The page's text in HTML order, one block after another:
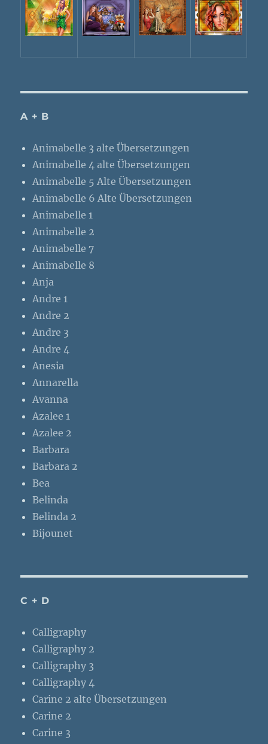
A + B
Animabelle 3 alte Übersetzungen
Animabelle 4 alte Übersetzungen
Animabelle 5 Alte Übersetzungen
Animabelle 6 Alte Übersetzungen
Animabelle 1
Animabelle 2
Animabelle 7
Animabelle 8
Anja
Andre 1
Andre 2
Andre 3
Andre 4
Anesia
Annarella
Avanna
Azalee 1
Azalee 2
Barbara
Barbara 2
Bea
Belinda
Belinda 2
Bijounet
C + D
Calligraphy
Calligraphy 2
Calligraphy 3
Calligraphy 4
Carine 2 alte Übersetzungen
Carine 2
Carine 3